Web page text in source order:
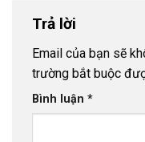
Trả lời
Email của bạn sẽ
trường bắt buộc
Bình luận *